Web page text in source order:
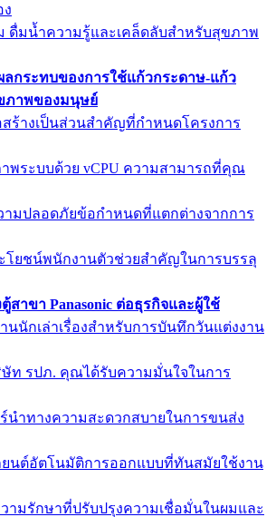
ง
ดื่มน้ำความรู้และเคล็ดลับสำหรับสุขภาพ
ลกระทบของการใช้แก้วกระดาษ-แก้ว
ภาพของมนุษย์
ร้างเป็นส่วนสำคัญที่กำหนดโครงการ
พระบบด้วย vCPU ความสามารถที่คุณ
มปลอดภัยข้อกำหนดที่แตกต่างจากการ
โยชน์พนักงานตัวช่วยสำคัญในการบรรลุ
สาขา Panasonic ต่อธุรกิจและผู้ใช้
นนักเล่าเรื่องสำหรับการบันทึกวันแต่งงาน
ท รปภ. คุณได้รับความมั่นใจในการ
นำทางความสะดวกสบายในการขนส่ง
นต์อัตโนมัติการออกแบบที่ทันสมัยใช้งาน
ามรักษาที่ปรับปรุงความเชื่อมั่นในผมและ